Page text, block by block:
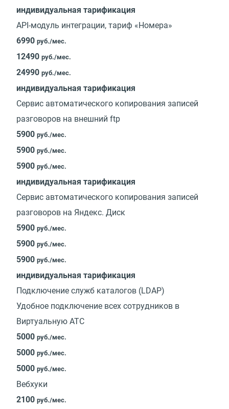
индивидуальная тарификация
API-модуль интеграции, тариф «Номера»
6990 руб./мес.
12490 руб./мес.
24990 руб./мес.
индивидуальная тарификация
Сервис автоматического копирования записей
разговоров на внешний ftp
5900 руб./мес.
5900 руб./мес.
5900 руб./мес.
индивидуальная тарификация
Сервис автоматического копирования записей
разговоров на Яндекс. Диск
5900 руб./мес.
5900 руб./мес.
5900 руб./мес.
индивидуальная тарификация
Подключение служб каталогов (LDAP)
Удобное подключение всех сотрудников в
Виртуальную АТС
5000 руб./мес.
5000 руб./мес.
5000 руб./мес.
Вебхуки
2100 руб./мес.